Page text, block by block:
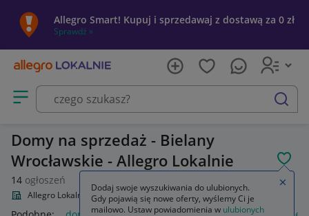
Allegro Smart! Kupuj i sprzedawaj z dostawą za 0 zł
Sprawdź »
Otwórz menu z kategoriami
szukaj
Domy na sprzedaż - Bielany
Wrocławskie - Allegro Lokalnie
14 ogłoszeń
Allegro Lokalnie Nieruchomości Domy na sprzedaż
Dodaj swoje wyszukiwania do ulubionych.
Gdy pojawią się nowe oferty, wyślemy Ci je
mailowo. Ustaw powiadomienia w ulubionych